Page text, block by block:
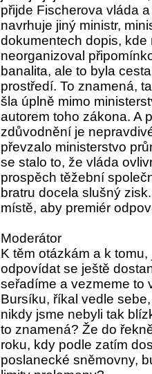
přijde Fischerova vláda
navrhuje jiný ministr,
dokumentech dopis, kde
neorganizoval
banalita, ale to byla
prostředí. To znamená,
šla úplně mimo
autorem toho zákona. A
zdůvodnění je
převzalo ministerstvo
se stalo to, že vláda
prospěch těžební
bratru docela slušný
místě, aby premiér
Moderátor
K těm otázkám a k
odpovídat se ještě
seřadíme a vezmeme to
Bursíku, říkal vedle
nikdy jsme nebyli tak
to znamená? Že do
roku, kdy podle zatím
poslanecké sněmovny,